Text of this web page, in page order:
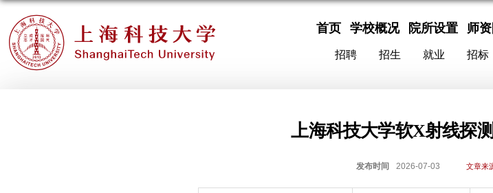
首页 学校概况 院所设置 师
招聘 招生 就业 招标
上海科技大学软X射线探
发布时间 2026-07-03 文章来